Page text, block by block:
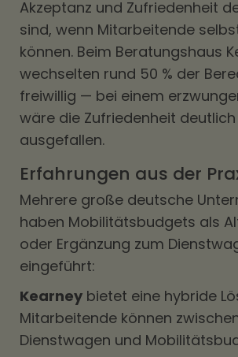
Akzeptanz und Zufriedenheit
sind, wenn Mitarbeitende
können. Beim Beratungshaus
wechselten rund 50 % der
freiwillig — bei einem
wäre die Zufriedenheit
ausgefallen.
Erfahrungen aus der
Mehrere große deutsche
haben Mobilitätsbudgets als
oder Ergänzung zum
eingeführt:
Kearney bietet eine hybride
Mitarbeitende können
Dienstwagen und